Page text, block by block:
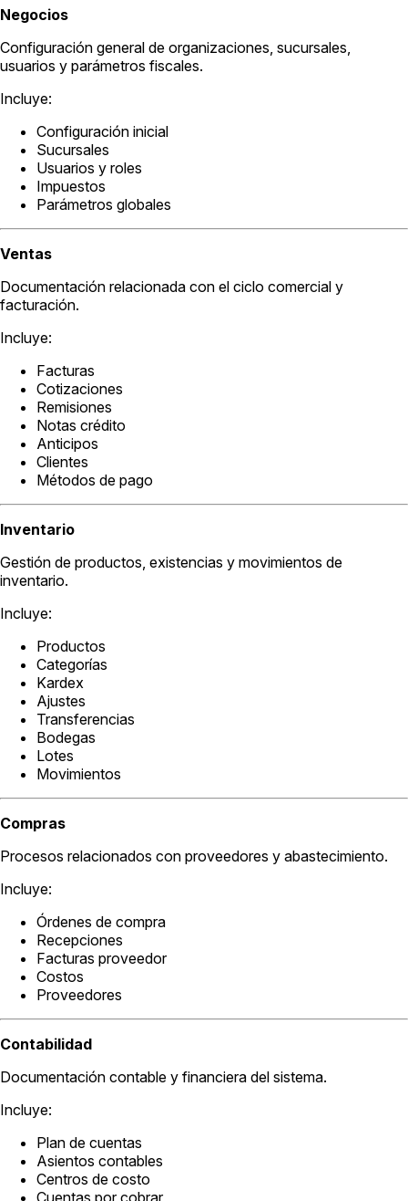
Negocios
Configuración general de organizaciones, sucursales,
usuarios y parámetros fiscales.
Incluye:
Configuración inicial
Sucursales
Usuarios y roles
Impuestos
Parámetros globales
Ventas
Documentación relacionada con el ciclo comercial y
facturación.
Incluye:
Facturas
Cotizaciones
Remisiones
Notas crédito
Anticipos
Clientes
Métodos de pago
Inventario
Gestión de productos, existencias y movimientos de
inventario.
Incluye:
Productos
Categorías
Kardex
Ajustes
Transferencias
Bodegas
Lotes
Movimientos
Compras
Procesos relacionados con proveedores y abastecimiento.
Incluye:
Órdenes de compra
Recepciones
Facturas proveedor
Costos
Proveedores
Contabilidad
Documentación contable y financiera del sistema.
Incluye:
Plan de cuentas
Asientos contables
Centros de costo